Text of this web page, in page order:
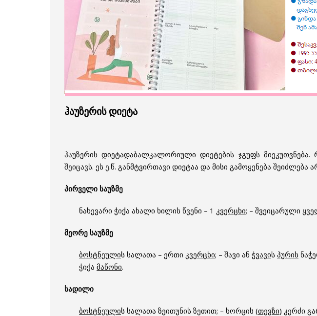
ჰაუზერის დიეტა
ჰაუზერის დიეტადაბალკალორიული დიეტების ჯგუფს
შეიცავს. ეს ე.წ. განმტვირთავი დიეტაა და მისი გამოყენება შეიძლება
პირველი საუზმე
ნახევარი ჭიქა ახალი ხილის წვენი – 1 კვერცხი; – შვეიცარული
მეორე საუზმე
ბოსტნეულის სალათა – ერთი კვერცხი; – შავი ან ჭვავის პურის
ჭიქა მაწონი.
სადილი
ბოსტნეულის სალათა ზეითუნის ზეთით; – ხორცის (თევზი) კერძი